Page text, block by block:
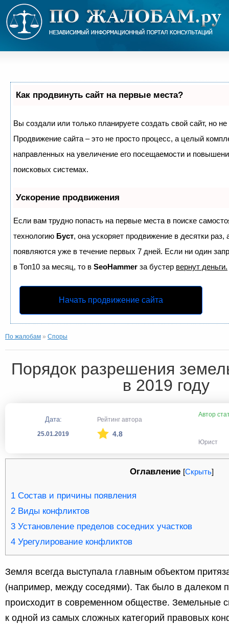
Как продвинуть сайт на первые места?
Вы создали или только планируете создать свой сайт, но не
Продвижение сайта – это не просто процесс, а целый
направленных на увеличение его посещаемости и
поисковых системах.
Ускорение продвижения
Если вам трудно попасть на первые места в поиске
технологию Буст, она ускоряет продвижение в десятки раз,
появляются уже в течение первых 7 дней. Если ни один
в Топ10 за месяц, то в SeoHammer за бустер вернут деньги.
Начать продвижение сайта
По жалобам » Споры
Порядок разрешения
в 2019 году
Дата:
25.01.2019
Рейтинг автора
4.8
Автор
Юрист
Оглавление [Скрыть]
1 Состав и причины появления
2 Виды конфликтов
3 Установление пределов соседних участков
4 Урегулирование конфликтов
Земля всегда выступала главным объектом
(например, между соседями). Так было в далеком
происходит в современном обществе. Земельные
к одной из самых сложных категорий правовых